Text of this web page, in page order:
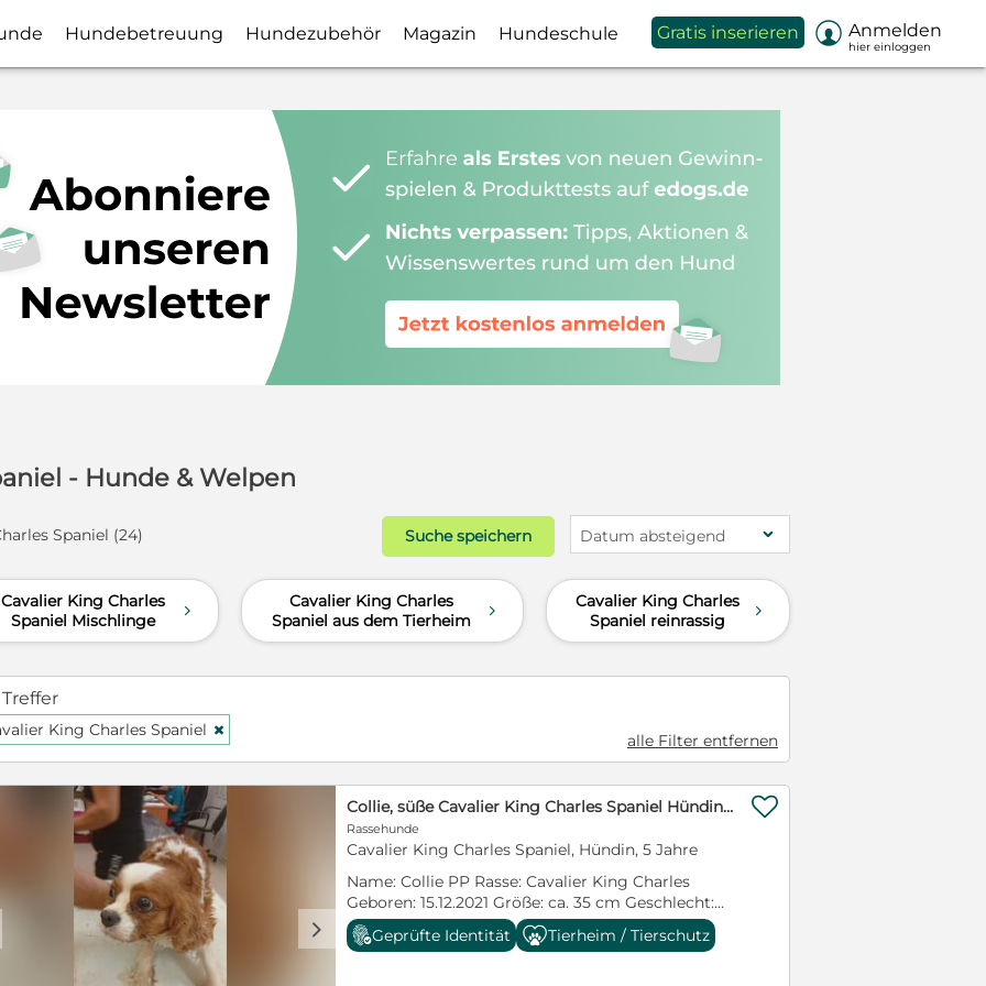
Hundebetreuung Hundezubehör Magazin Hundeschule Gratis inserieren  Anmelden
hier einloggen
- Hunde & Welpen
Spaniel (24) Suche speichern Datum absteigend
Cavalier King Charles
Spaniel Mischlinge
d
Cavalier King Charles
Spaniel aus dem Tierheim
d
Cavalier King Charles
Spaniel reinrassig
d
King Charles Spaniel H
alle Filter entfernen
d
Collie, süße Cavalier King Charles Spaniel Hündin geb. 12/2021
Rassehunde
Cavalier King Charles Spaniel, Hündin, 5 Jahre
Name: Collie PP Rasse: Cavalier King Charles
Geboren: 15.12.2021 Größe: ca. 35 cm Geschlecht:
weiblich, kastriert Farbe: Blenheim Aufenthaltsort
: Tierheim, Ungarn Kontakt: 0176-21066556 •

Geprüfte Identität Tierheim / Tierschutz